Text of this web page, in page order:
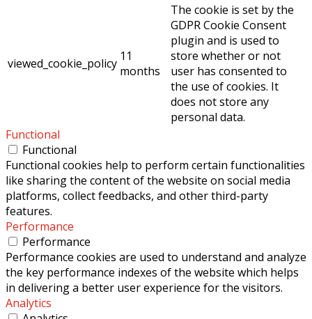
viewed_cookie_policy 11
months
The cookie is set by the
GDPR Cookie Consent
plugin and is used to
store whether or not
user has consented to
the use of cookies. It
does not store any
personal data.
Functional
Functional
Functional cookies help to perform certain functionalities
like sharing the content of the website on social media
platforms, collect feedbacks, and other third-party
features.
Performance
Performance
Performance cookies are used to understand and analyze
the key performance indexes of the website which helps
in delivering a better user experience for the visitors.
Analytics